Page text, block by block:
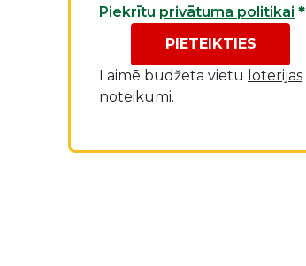
Piekrītu privātuma politikai *
PIETEIKTIES
Laimē budžeta vietu loterijas
noteikumi.